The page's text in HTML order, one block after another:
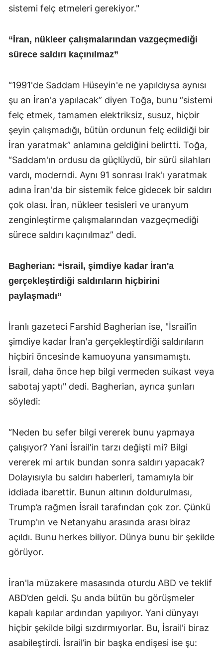
sistemi felç etmeleri gerekiyor."
“İran, nükleer çalışmalarından vazgeçmediği
sürece saldırı kaçınılmaz”
“1991'de Saddam Hüseyin'e ne yapıldıysa aynısı
şu an İran'a yapılacak” diyen Toğa, bunu “sistemi
felç etmek, tamamen elektriksiz, susuz, hiçbir
şeyin çalışmadığı, bütün ordunun felç edildiği bir
İran yaratmak” anlamına geldiğini belirtti. Toğa,
“Saddam'ın ordusu da güçlüydü, bir sürü silahları
vardı, moderndi. Aynı 91 sonrası Irak'ı yaratmak
adına İran'da bir sistemik felce gidecek bir saldırı
çok olası. İran, nükleer tesisleri ve uranyum
zenginleştirme çalışmalarından vazgeçmediği
sürece saldırı kaçınılmaz” dedi.
Bagherian: “İsrail, şimdiye kadar İran'a
gerçekleştirdiği saldırıların hiçbirini
paylaşmadı”
İranlı gazeteci Farshid Bagherian ise, "İsrail’in
şimdiye kadar İran'a gerçekleştirdiği saldırıların
hiçbiri öncesinde kamuoyuna yansımamıştı.
İsrail, daha önce hep bilgi vermeden suikast veya
sabotaj yaptı" dedi. Bagherian, ayrıca şunları
söyledi:
“Neden bu sefer bilgi vererek bunu yapmaya
çalışıyor? Yani İsrail'in tarzı değişti mi? Bilgi
vererek mi artık bundan sonra saldırı yapacak?
Dolayısıyla bu saldırı haberleri, tamamıyla bir
iddiada ibarettir. Bunun altının doldurulması,
Trump’a rağmen İsrail tarafından çok zor. Çünkü
Trump'ın ve Netanyahu arasında arası biraz
açıldı. Bunu herkes biliyor. Dünya bunu bir şekilde
görüyor.
İran'la müzakere masasında oturdu ABD ve teklif
ABD’den geldi. Şu anda bütün bu görüşmeler
kapalı kapılar ardından yapılıyor. Yani dünyayı
hiçbir şekilde bilgi sızdırmıyorlar. Bu, İsrail'i biraz
asabileştirdi. İsrail’in bir başka endişesi ise şu: